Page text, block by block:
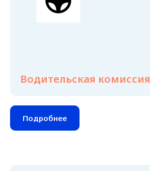
Водительская комиссия
Подробнее